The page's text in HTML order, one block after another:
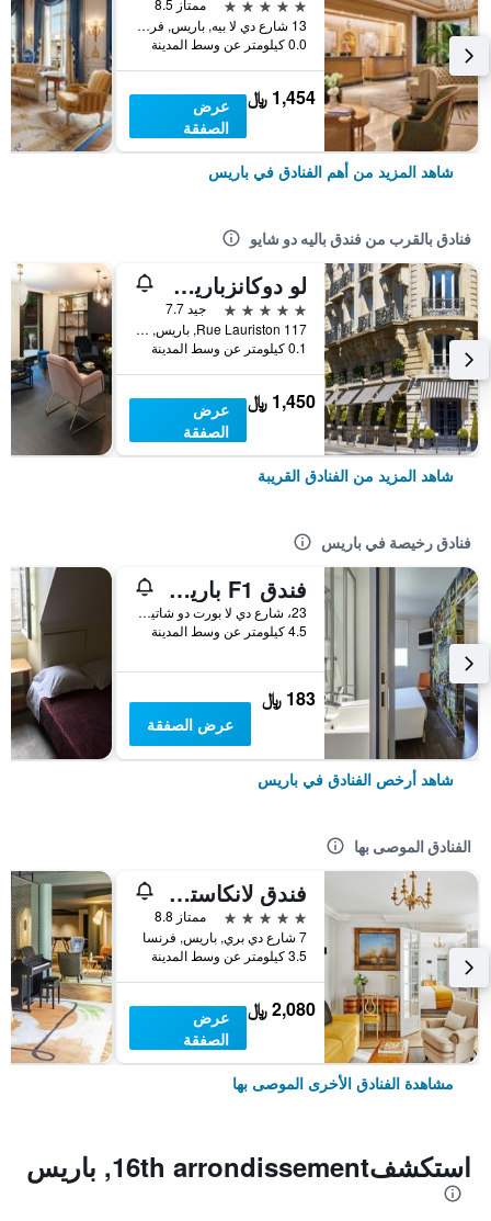
ممتاز 8.5
13 شارع دي لا بيه, باريس, فرنسا
0.0 كيلومتر عن وسط المدينة
1,454 ﷼
عرض
الصفقة
شاهد المزيد من أهم الفنادق في باريس
فنادق بالقرب من فندق باليه دو شايو
لو دوكانزباريس أرك دو تريموف، إيه تريبيوت بورتفوليو هوتل
5 نجوم
جيد 7.7
117 Rue Lauriston, باريس, فرنسا
0.1 كيلومتر عن وسط المدينة
1,450 ﷼
عرض
الصفقة
شاهد المزيد من الفنادق القريبة
فنادق رخيصة في باريس
فندق F1 باريس بورت دو شاتيلون
23، شارع دي لا بورت دو شاتيلون, باريس, فرنسا
4.5 كيلومتر عن وسط المدينة
183 ﷼
عرض الصفقة
شاهد أرخص الفنادق في باريس
الفنادق الموصى بها
فندق لانكاستر باريس شانزليزيه
5 نجوم
ممتاز 8.8
7 شارع دي بري, باريس, فرنسا
3.5 كيلومتر عن وسط المدينة
2,080 ﷼
عرض
الصفقة
مشاهدة الفنادق الأخرى الموصى بها
استكشف16th arrondissement, باريس